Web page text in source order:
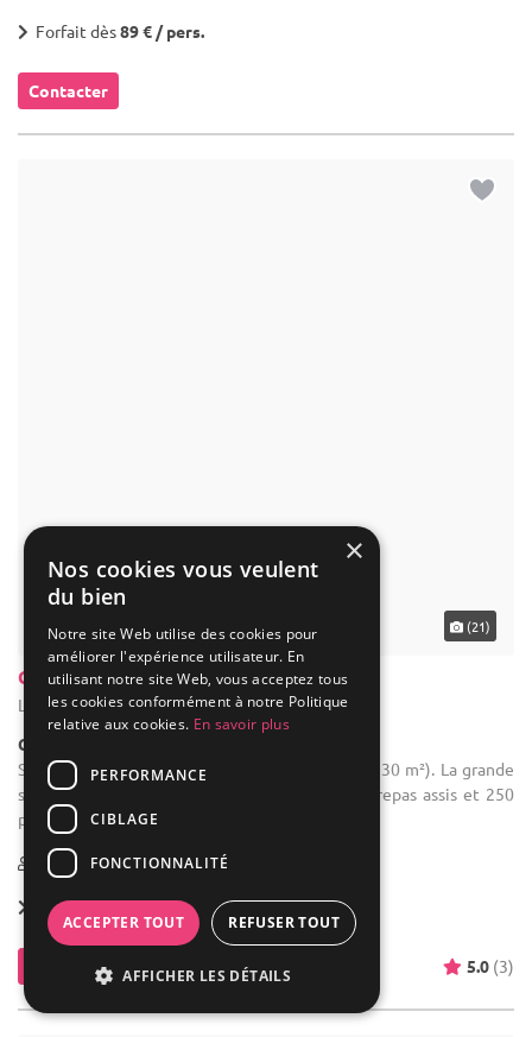
Forfait dès89 € / pers.
Contacter
Le Bouscat - Gironde (33)
Château
Salle des fêtes : 4 salles (40 m², 50 m², 60 m², 130 m²). La grande
salle peut accueillir jusqu'à 130 personnes en repas assis et 250
personnes en cocktail.
1-250
Contacter 5.0(3)
×
Nos cookies vous veulent
du bien
Notre site Web utilise des cookies pour
améliorer l'expérience utilisateur. En
utilisant notre site Web, vous acceptez tous
les cookies conformément à notre Politique
relative aux cookies. En savoir plus
PERFORMANCE
CIBLAGE
FONCTIONNALITÉ
ACCEPTER TOUT REFUSER TOUT
AFFICHER LES DÉTAILS